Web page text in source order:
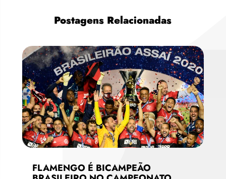
Postagens Relacionadas
FLAMENGO É BICAMPEÃO